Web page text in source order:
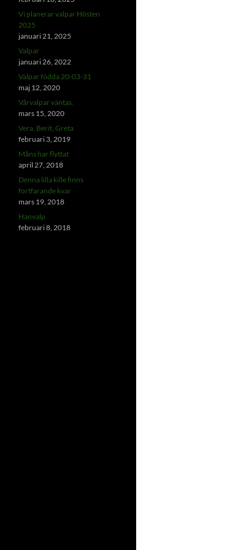
Vi planerar valpar Hösten
2025
januari 21, 2025
Valpar
januari 26, 2022
Valpar födda 20-03-31
maj 12, 2020
Vårvalpar väntas.
mars 15, 2020
Vera, Berit, Greta
februari 3, 2019
Måns har flyttat
april 27, 2018
Denna lilla kille finns
fortfarande kvar
mars 19, 2018
Hanvalp
februari 8, 2018